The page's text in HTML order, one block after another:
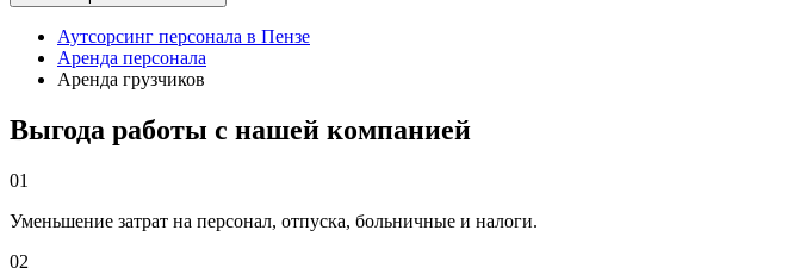
Аутсорсинг персонала в Пензе
Аренда персонала
Аренда грузчиков
Выгода работы с нашей компанией
01
Уменьшение затрат на персонал, отпуска, больничные и налоги.
02